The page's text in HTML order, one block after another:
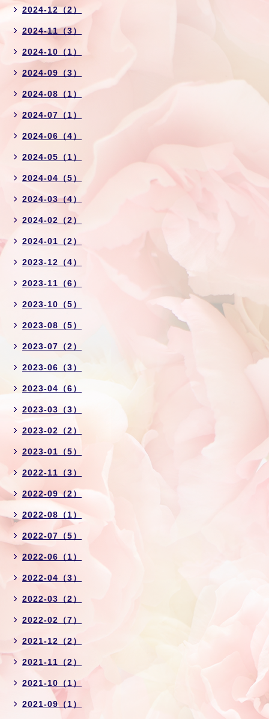
2024-12（2）
2024-11（3）
2024-10（1）
2024-09（3）
2024-08（1）
2024-07（1）
2024-06（4）
2024-05（1）
2024-04（5）
2024-03（4）
2024-02（2）
2024-01（2）
2023-12（4）
2023-11（6）
2023-10（5）
2023-08（5）
2023-07（2）
2023-06（3）
2023-04（6）
2023-03（3）
2023-02（2）
2023-01（5）
2022-11（3）
2022-09（2）
2022-08（1）
2022-07（5）
2022-06（1）
2022-04（3）
2022-03（2）
2022-02（7）
2021-12（2）
2021-11（2）
2021-10（1）
2021-09（1）